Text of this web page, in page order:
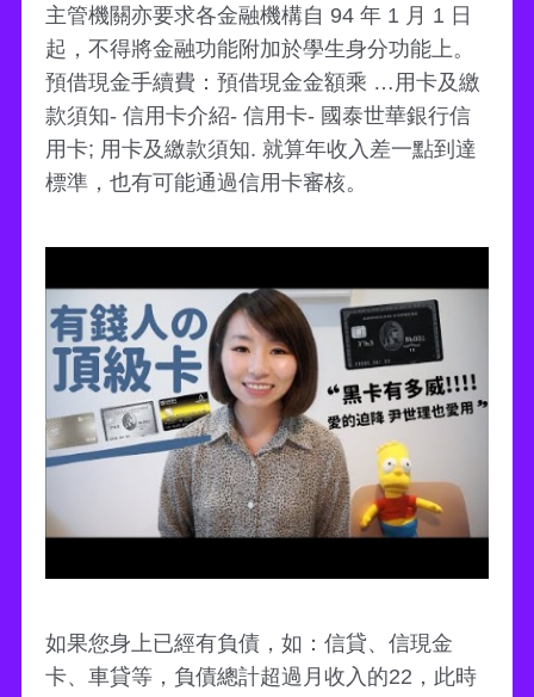
主管機關亦要求各金融機構自 94 年 1 月 1 日
起，不得將金融功能附加於學生身分功能上。
預借現金手續費：預借現金金額乘 …用卡及繳
款須知- 信用卡介紹- 信用卡- 國泰世華銀行信
用卡; 用卡及繳款須知. 就算年收入差一點到達
標準，也有可能通過信用卡審核。
如果您身上已經有負債，如：信貸、信現金
卡、車貸等，負債總計超過月收入的22，此時